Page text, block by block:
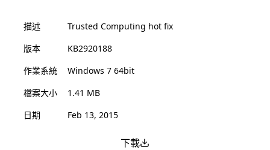
描述
Trusted Computing hot fix
版本
KB2920188
作業系統
Windows 7 64bit
檔案大小
1.41 MB
日期
Feb 13, 2015
下載